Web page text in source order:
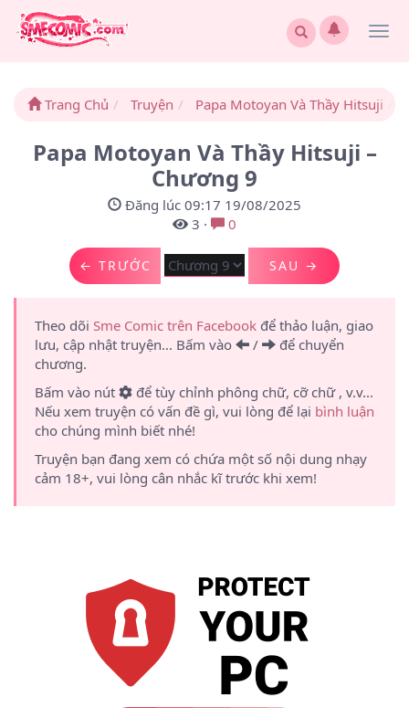
Trang Chủ Truyện Papa Motoyan Và Thầy Hitsuji
Papa Motoyan Và Thầy Hitsuji –
Chương 9
Đăng lúc 09:17 19/08/2025
3 · 0
← TRƯỚC SAU →
Theo dõi Sme Comic trên Facebook để thảo luận, giao
lưu, cập nhật truyện... Bấm vào
/
để chuyển
chương.
Bấm vào nút
để tùy chỉnh phông chữ, cỡ chữ , v.v...
Nếu xem truyện có vấn đề gì, vui lòng để lại bình luận
cho chúng mình biết nhé!
Truyện bạn đang xem có chứa một số nội dung nhạy
cảm 18+, vui lòng cân nhắc kĩ trước khi xem!